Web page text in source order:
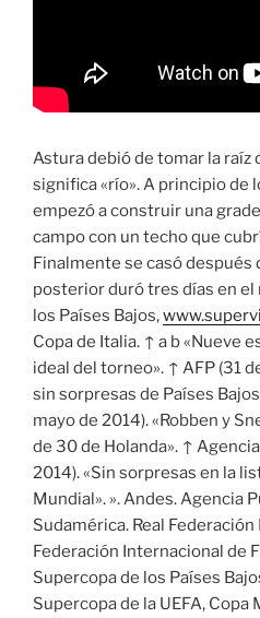
Astura debió de tomar la raíz
significa «río». A principio de
empezó a construir una
campo con un techo que
Finalmente se casó después
posterior duró tres días en el
los Países Bajos,
Copa de Italia. ↑ a b «Nueve
ideal del torneo». ↑ AFP (31
sin sorpresas de Países
mayo de 2014). «Robben y
de 30 de Holanda». ↑
2014). «Sin sorpresas en la
Mundial». ». Andes. Agencia
Sudamérica. Real
Federación Internacional de
Supercopa de los Países
Supercopa de la UEFA, Copa